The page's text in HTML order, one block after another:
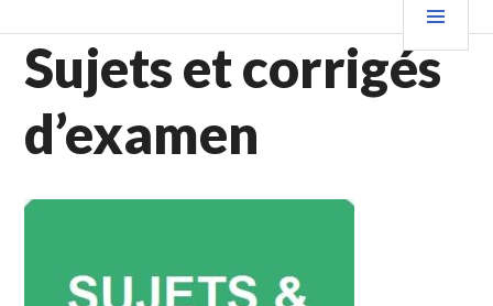
au
contenu
principal
Sujets et corrigés
d’examen